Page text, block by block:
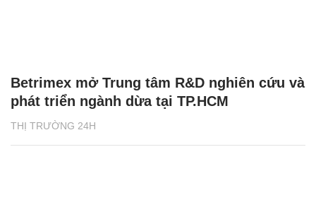
THỊ TRƯỜNG 24H
Betrimex mở Trung tâm R&D nghiên cứu và
phát triển ngành dừa tại TP.HCM